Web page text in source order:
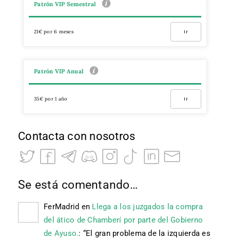
Patrón VIP Semestral
21€ por 6 meses Ir
Patrón VIP Anual
35€ por 1 año Ir
Contacta con nosotros
Se está comentando…
FerMadrid en Llega a los juzgados la compra
del ático de Chamberí por parte del Gobierno
de Ayuso.: “El gran problema de la izquierda es